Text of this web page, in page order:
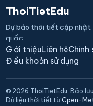
ThoiTietEdu
Dự báo thời tiết cập nhật
quốc.
Giới thiệuLiên hệChính
Điều khoản sử dụng
© 2026 ThoiTietEdu. Bảo lưu
Dữ liệu thời tiết từOpen-